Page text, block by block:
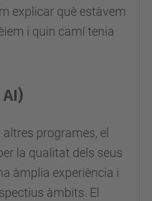
explicar què estàvem
i quin camí tenia
programes, el
la qualitat dels seus
àmplia experiència i
àmbits. El